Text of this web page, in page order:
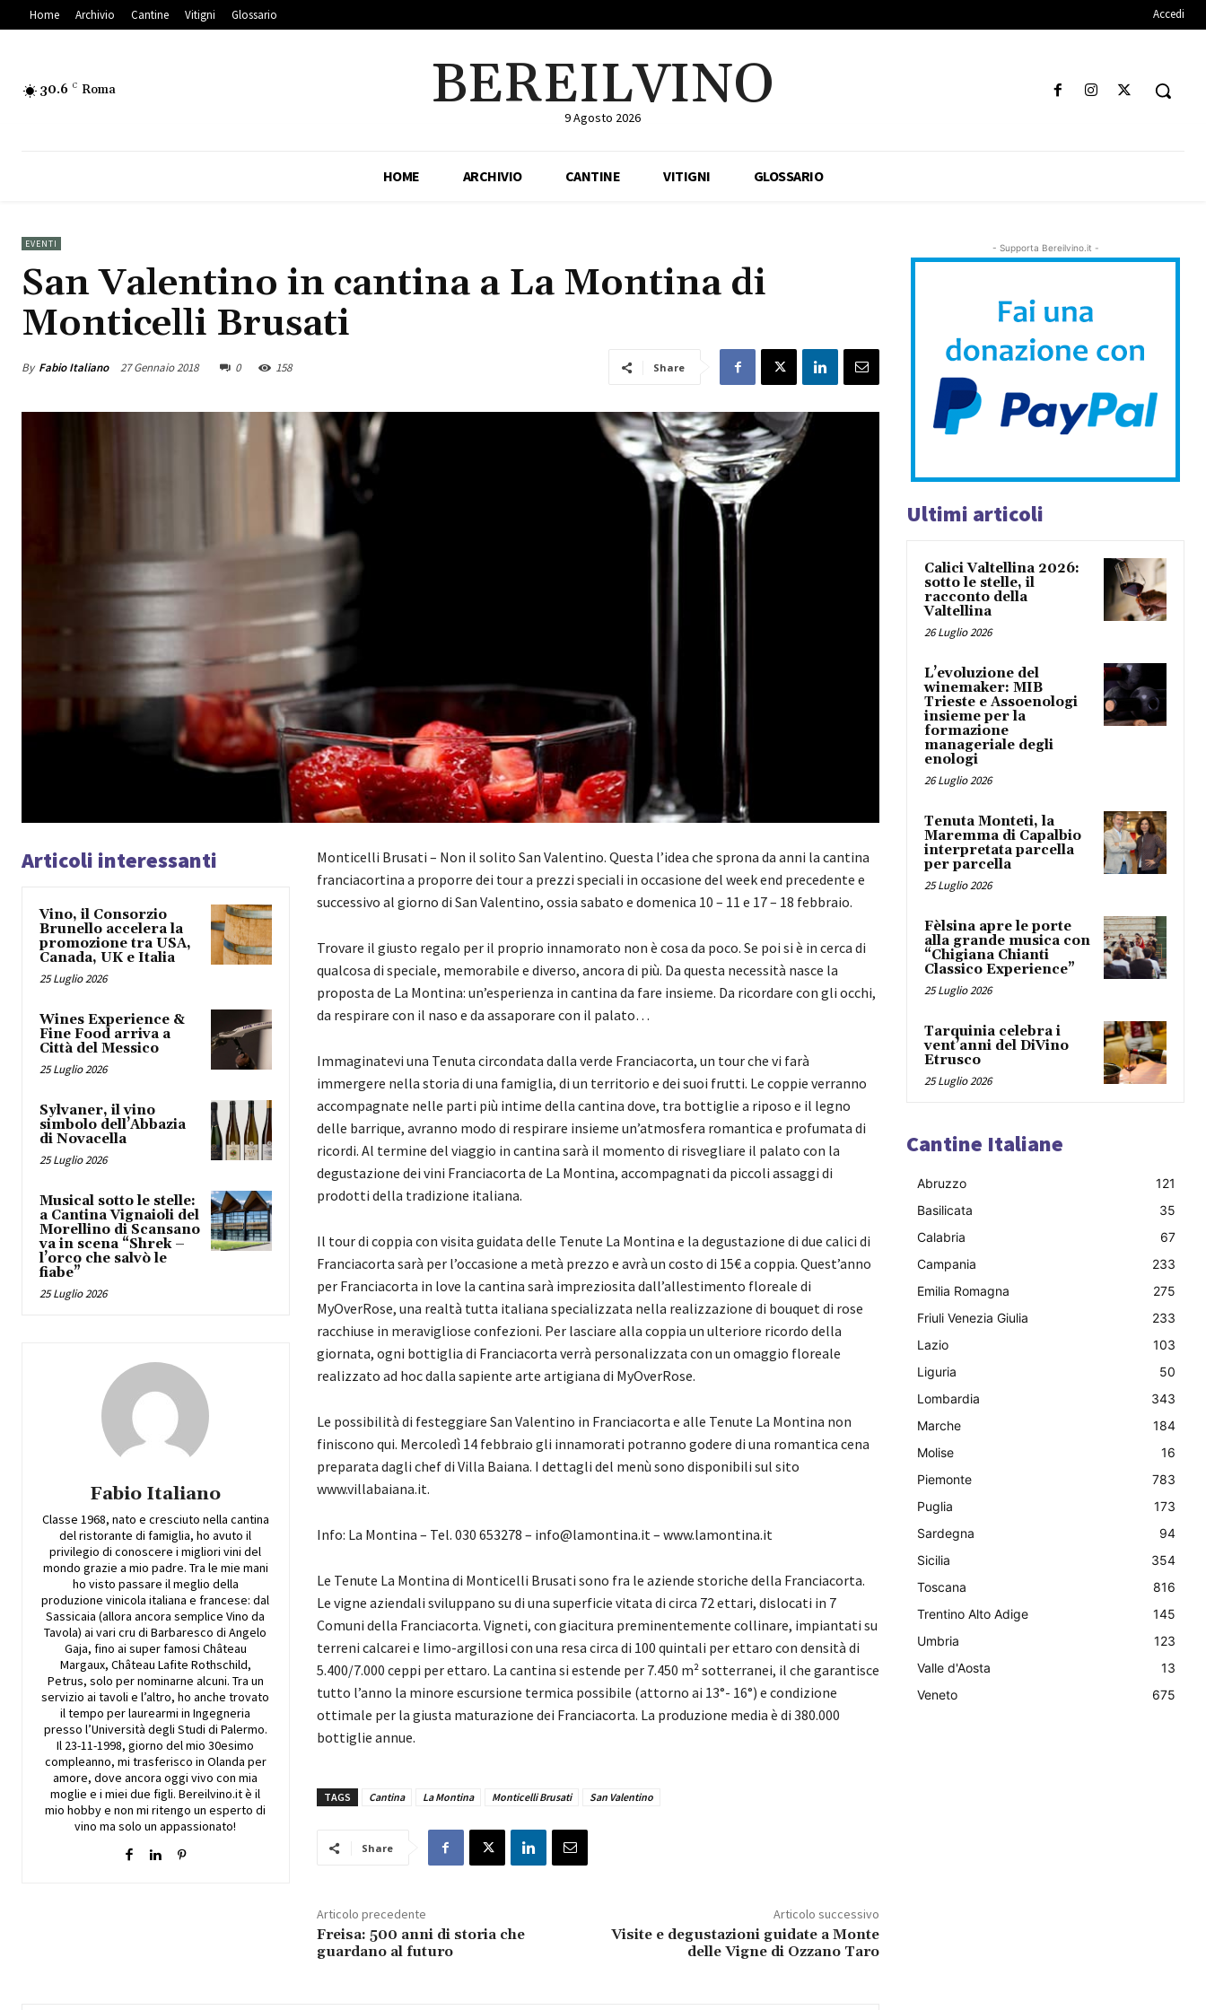
Home Archivio Cantine Vitigni Glossario Accedi
30.6 C Roma BEREILVINO
9 Agosto 2026
HOME ARCHIVIO CANTINE VITIGNI GLOSSARIO
EVENTI
San Valentino in cantina a La Montina di
Monticelli Brusati
By Fabio Italiano 27 Gennaio 2018 0 158 Share
Articoli interessanti
Vino, il Consorzio
Brunello accelera la
promozione tra USA,
Canada, UK e Italia
25 Luglio 2026
Wines Experience &
Fine Food arriva a
Città del Messico
25 Luglio 2026
Sylvaner, il vino
simbolo dell’Abbazia
di Novacella
25 Luglio 2026
Musical sotto le stelle:
a Cantina Vignaioli del
Morellino di Scansano
va in scena “Shrek –
l’orco che salvò le
fiabe”
25 Luglio 2026
Fabio Italiano
Classe 1968, nato e cresciuto nella cantina
del ristorante di famiglia, ho avuto il
privilegio di conoscere i migliori vini del
mondo grazie a mio padre. Tra le mie mani
ho visto passare il meglio della
produzione vinicola italiana e francese: dal
Sassicaia (allora ancora semplice Vino da
Tavola) ai vari cru di Barbaresco di Angelo
Gaja, fino ai super famosi Château
Margaux, Château Lafite Rothschild,
Petrus, solo per nominarne alcuni. Tra un
servizio ai tavoli e l’altro, ho anche trovato
il tempo per laurearmi in Ingegneria
presso l’Università degli Studi di Palermo.
Il 23-11-1998, giorno del mio 30esimo
compleanno, mi trasferisco in Olanda per
amore, dove ancora oggi vivo con mia
moglie e i miei due figli. Bereilvino.it è il
mio hobby e non mi ritengo un esperto di
vino ma solo un appassionato!
Monticelli Brusati – Non il solito San Valentino. Questa l’idea che sprona da anni la cantina
franciacortina a proporre dei tour a prezzi speciali in occasione del week end precedente e
successivo al giorno di San Valentino, ossia sabato e domenica 10 – 11 e 17 – 18 febbraio.
Trovare il giusto regalo per il proprio innamorato non è cosa da poco. Se poi si è in cerca di
qualcosa di speciale, memorabile e diverso, ancora di più. Da questa necessità nasce la
proposta de La Montina: un’esperienza in cantina da fare insieme. Da ricordare con gli occhi,
da respirare con il naso e da assaporare con il palato…
Immaginatevi una Tenuta circondata dalla verde Franciacorta, un tour che vi farà
immergere nella storia di una famiglia, di un territorio e dei suoi frutti. Le coppie verranno
accompagnate nelle parti più intime della cantina dove, tra bottiglie a riposo e il legno
delle barrique, avranno modo di respirare insieme un’atmosfera romantica e profumata di
ricordi. Al termine del viaggio in cantina sarà il momento di risvegliare il palato con la
degustazione dei vini Franciacorta de La Montina, accompagnati da piccoli assaggi di
prodotti della tradizione italiana.
Il tour di coppia con visita guidata delle Tenute La Montina e la degustazione di due calici di
Franciacorta sarà per l’occasione a metà prezzo e avrà un costo di 15€ a coppia. Quest’anno
per Franciacorta in love la cantina sarà impreziosita dall’allestimento floreale di
MyOverRose, una realtà tutta italiana specializzata nella realizzazione di bouquet di rose
racchiuse in meravigliose confezioni. Per lasciare alla coppia un ulteriore ricordo della
giornata, ogni bottiglia di Franciacorta verrà personalizzata con un omaggio floreale
realizzato ad hoc dalla sapiente arte artigiana di MyOverRose.
Le possibilità di festeggiare San Valentino in Franciacorta e alle Tenute La Montina non
finiscono qui. Mercoledì 14 febbraio gli innamorati potranno godere di una romantica cena
preparata dagli chef di Villa Baiana. I dettagli del menù sono disponibili sul sito
www.villabaiana.it.
Info: La Montina – Tel. 030 653278 – info@lamontina.it – www.lamontina.it
Le Tenute La Montina di Monticelli Brusati sono fra le aziende storiche della Franciacorta.
Le vigne aziendali sviluppano su di una superficie vitata di circa 72 ettari, dislocati in 7
Comuni della Franciacorta. Vigneti, con giacitura preminentemente collinare, impiantati su
terreni calcarei e limo-argillosi con una resa circa di 100 quintali per ettaro con densità di
5.400/7.000 ceppi per ettaro. La cantina si estende per 7.450 m² sotterranei, il che garantisce
tutto l’anno la minore escursione termica possibile (attorno ai 13°- 16°) e condizione
ottimale per la giusta maturazione dei Franciacorta. La produzione media è di 380.000
bottiglie annue.
TAGS Cantina La Montina Monticelli Brusati San Valentino
Share
Articolo precedente
Freisa: 500 anni di storia che
guardano al futuro
Articolo successivo
Visite e degustazioni guidate a Monte
delle Vigne di Ozzano Taro
- Supporta Bereilvino.it -
Ultimi articoli
Calici Valtellina 2026:
sotto le stelle, il
racconto della
Valtellina
26 Luglio 2026
L’evoluzione del
winemaker: MIB
Trieste e Assoenologi
insieme per la
formazione
manageriale degli
enologi
26 Luglio 2026
Tenuta Monteti, la
Maremma di Capalbio
interpretata parcella
per parcella
25 Luglio 2026
Fèlsina apre le porte
alla grande musica con
“Chigiana Chianti
Classico Experience”
25 Luglio 2026
Tarquinia celebra i
vent’anni del DiVino
Etrusco
25 Luglio 2026
Cantine Italiane
Abruzzo
121
Basilicata
35
Calabria
67
Campania
233
Emilia Romagna
275
Friuli Venezia Giulia
233
Lazio
103
Liguria
50
Lombardia
343
Marche
184
Molise
16
Piemonte
783
Puglia
173
Sardegna
94
Sicilia
354
Toscana
816
Trentino Alto Adige
145
Umbria
123
Valle d'Aosta
13
Veneto
675